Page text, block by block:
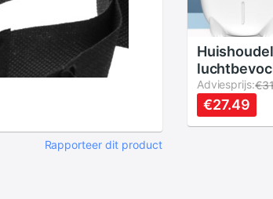
Rapporteer dit product
kleine beer
Adviesprijs:
€27.49